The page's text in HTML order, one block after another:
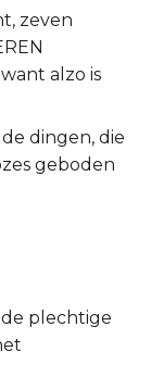
zeven
alzo is
dingen, die
geboden
plechtige